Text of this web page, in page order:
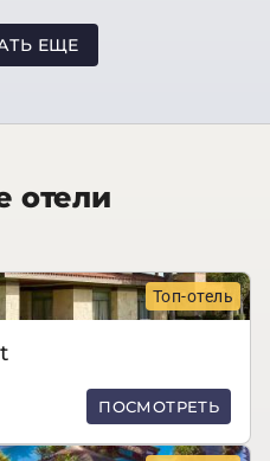
ЕЩЕ
отели
Топ-отель
ПОСМОТРЕТЬ